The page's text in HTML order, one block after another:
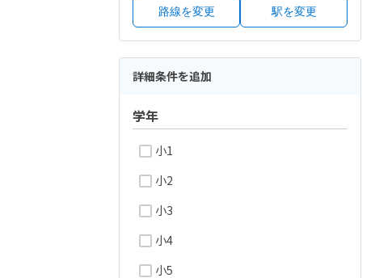
路線を変更 駅を変更
詳細条件を追加
学年
小1
小2
小3
小4
小5